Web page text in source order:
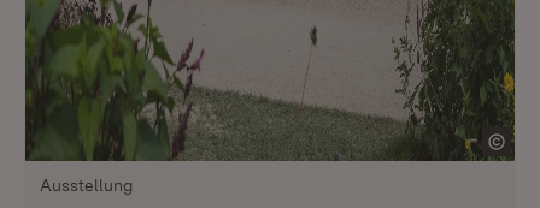
Ausstellung